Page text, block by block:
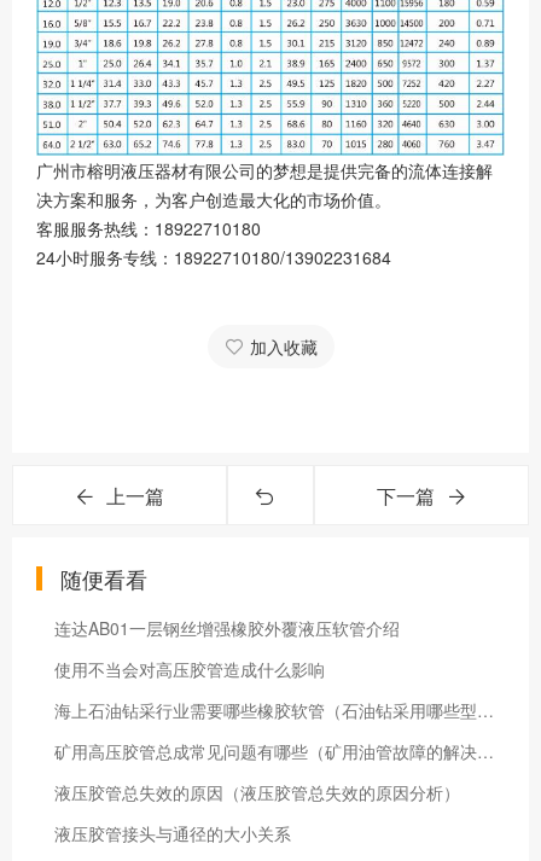
广州市榕明液压器材有限公司的梦想是提供完备的流体连接解
决方案和服务，为客户创造最大化的市场价值。
客服服务热线：18922710180
24小时服务专线：18922710180/13902231684
加入收藏
上一篇 下一篇
随便看看
连达AB01一层钢丝增强橡胶外覆液压软管介绍
使用不当会对高压胶管造成什么影响
海上石油钻采行业需要哪些橡胶软管（石油钻采用哪些型号的液压油管）
矿用高压胶管总成常见问题有哪些（矿用油管故障的解决方法）
液压胶管总失效的原因（液压胶管总失效的原因分析）
液压胶管接头与通径的大小关系